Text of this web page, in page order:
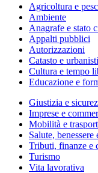
Agricoltura e
Ambiente
Anagrafe e stato
Appalti pubblici
Autorizzazioni
Catasto e
Cultura e tempo
Educazione e
Giustizia e
Imprese e
Mobilità e
Salute, benessere
Tributi, finanze e
Turismo
Vita lavorativa